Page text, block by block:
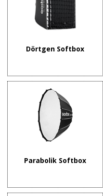
Dörtgen Softbox
Parabolik Softbox